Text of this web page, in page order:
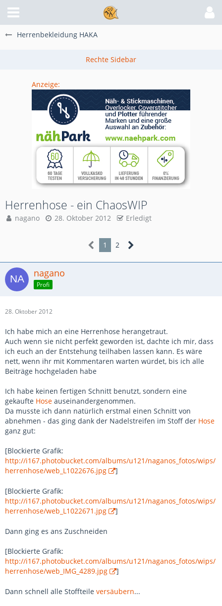
Herrenbekleidung HAKA
Anzeige:
Herrenhose - ein ChaosWIP
nagano 28. Oktober 2012 Erledigt
1 2
nagano
Profi
28. Oktober 2012
Ich habe mich an eine Herrenhose herangetraut.
Auch wenn sie nicht perfekt geworden ist, dachte ich mir, dass
ich euch an der Entstehung teilhaben lassen kann. Es wäre
nett, wenn ihr mit Kommentaren warten würdet, bis ich alle
Beiträge hochgeladen habe
Ich habe keinen fertigen Schnitt benutzt, sondern eine
gekaufte Hose auseinandergenommen.
Da musste ich dann natürlich erstmal einen Schnitt von
abnehmen - das ging dank der Nadelstreifen im Stoff der Hose
ganz gut:
[Blockierte Grafik:
http://i167.photobucket.com/albums/u121/naganos_fotos/wips/
herrenhose/web_L1022676.jpg
]
[Blockierte Grafik:
http://i167.photobucket.com/albums/u121/naganos_fotos/wips/
herrenhose/web_L1022671.jpg
]
Dann ging es ans Zuschneiden
[Blockierte Grafik:
http://i167.photobucket.com/albums/u121/naganos_fotos/wips/
herrenhose/web_IMG_4289.jpg
]
Dann schnell alle Stoffteile versäubern...